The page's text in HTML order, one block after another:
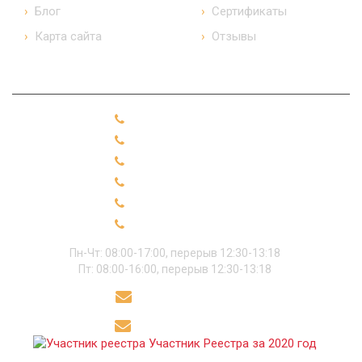
Блог
Карта сайта
Сертификаты
Отзывы
Пн-Чт: 08:00-17:00, перерыв 12:30-13:18
Пт: 08:00-16:00, перерыв 12:30-13:18
Участник Реестра за 2020 год